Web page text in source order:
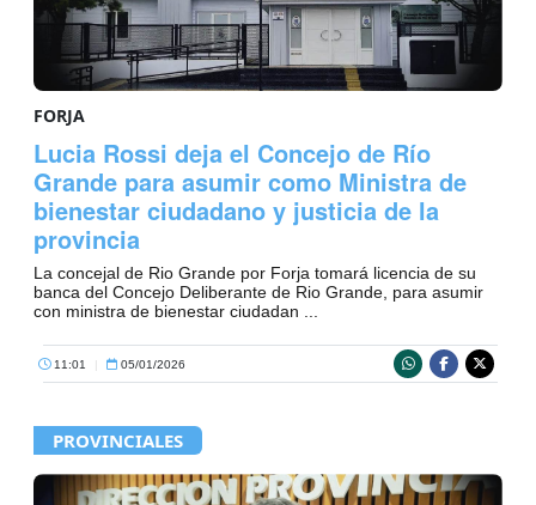
FORJA
Lucia Rossi deja el Concejo de Río
Grande para asumir como Ministra de
bienestar ciudadano y justicia de la
provincia
La concejal de Rio Grande por Forja tomará licencia de su
banca del Concejo Deliberante de Rio Grande, para asumir
con ministra de bienestar ciudadan ...
11:01 | 05/01/2026
PROVINCIALES